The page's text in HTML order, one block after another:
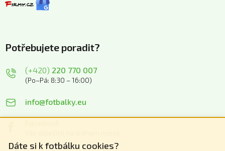
Dáte si k fotbálku cookies?
Potřebujete poradit?
(+420) 220 770 007
(Po–Pá: 8:30 – 16:00)
info@fotbalky.eu